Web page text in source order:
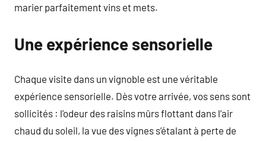
marier parfaitement vins et mets.
Une expérience sensorielle
Chaque visite dans un vignoble est une véritable
expérience sensorielle. Dès votre arrivée, vos sens sont
sollicités : l’odeur des raisins mûrs flottant dans l’air
chaud du soleil, la vue des vignes s’étalant à perte de